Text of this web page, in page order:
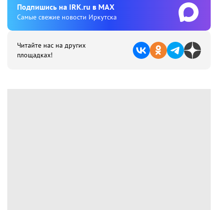
Подпишиcь на IRK.ru в MAX
Cамые свежие новости Иркутска
Читайте нас на других
площадках!